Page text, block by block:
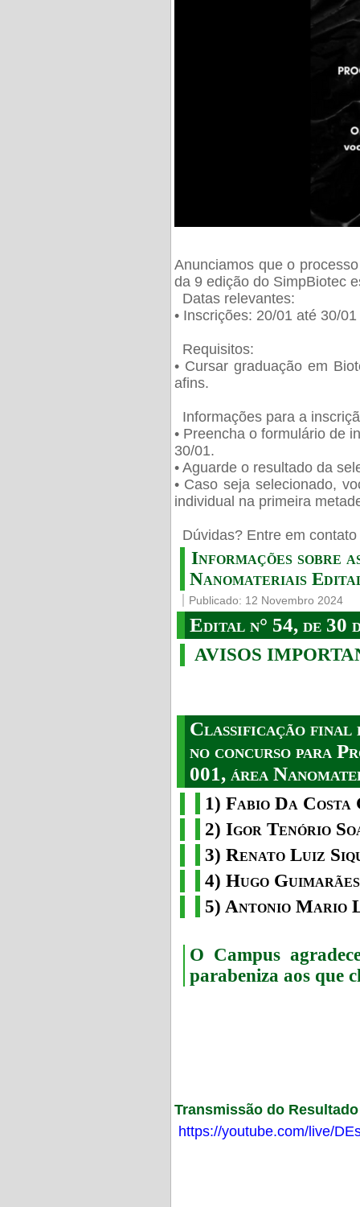
Anunciamos que o
da 9 edição do SimpBiotec
Datas relevantes:
• Inscrições: 20/01 até 30/01
Requisitos:
• Cursar graduação em
afins.
Informações para a
• Preencha o formulário de
30/01.
• Aguarde o resultado da
• Caso seja selecionado,
individual na primeira
Dúvidas? Entre em
Informações sobre
Nanomateriais
Publicado: 12 Novembro 2024
Edital n° 54, de 30
AVISOS
Classificação final
no concurso para
001, área
1) Fabio Da
2) Igor Tenório
3) Renato Luiz
4) Hugo
5) Antonio Mario
O Campus
parabeniza aos que
Transmissão do
https://youtube.com/live/